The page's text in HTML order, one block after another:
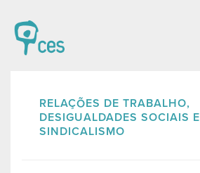
RELAÇÕES DE TRABALHO,
DESIGUALDADES SOCIAIS E
SINDICALISMO